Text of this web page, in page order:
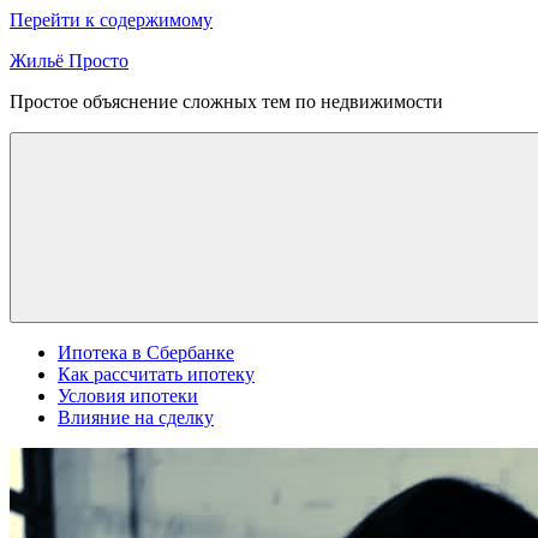
Перейти к содержимому
Жильё Просто
Простое объяснение сложных тем по недвижимости
Ипотека в Сбербанке
Как рассчитать ипотеку
Условия ипотеки
Влияние на сделку